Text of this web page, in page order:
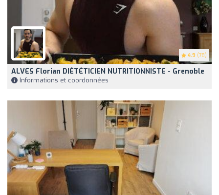
4.9 (78)
ALVES Florian DIÉTÉTICIEN NUTRITIONNISTE - Grenoble
Informations et coordonnées